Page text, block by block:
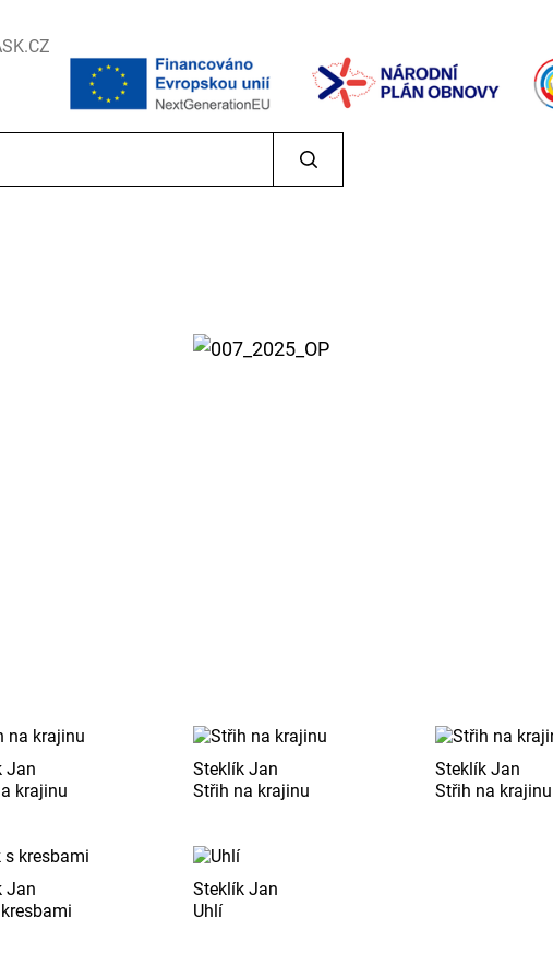
Jan
krajinu
Steklík Jan
Střih na krajinu
Steklík Jan
Střih na krajinu
Jan
Steklík Jan
Uhlí